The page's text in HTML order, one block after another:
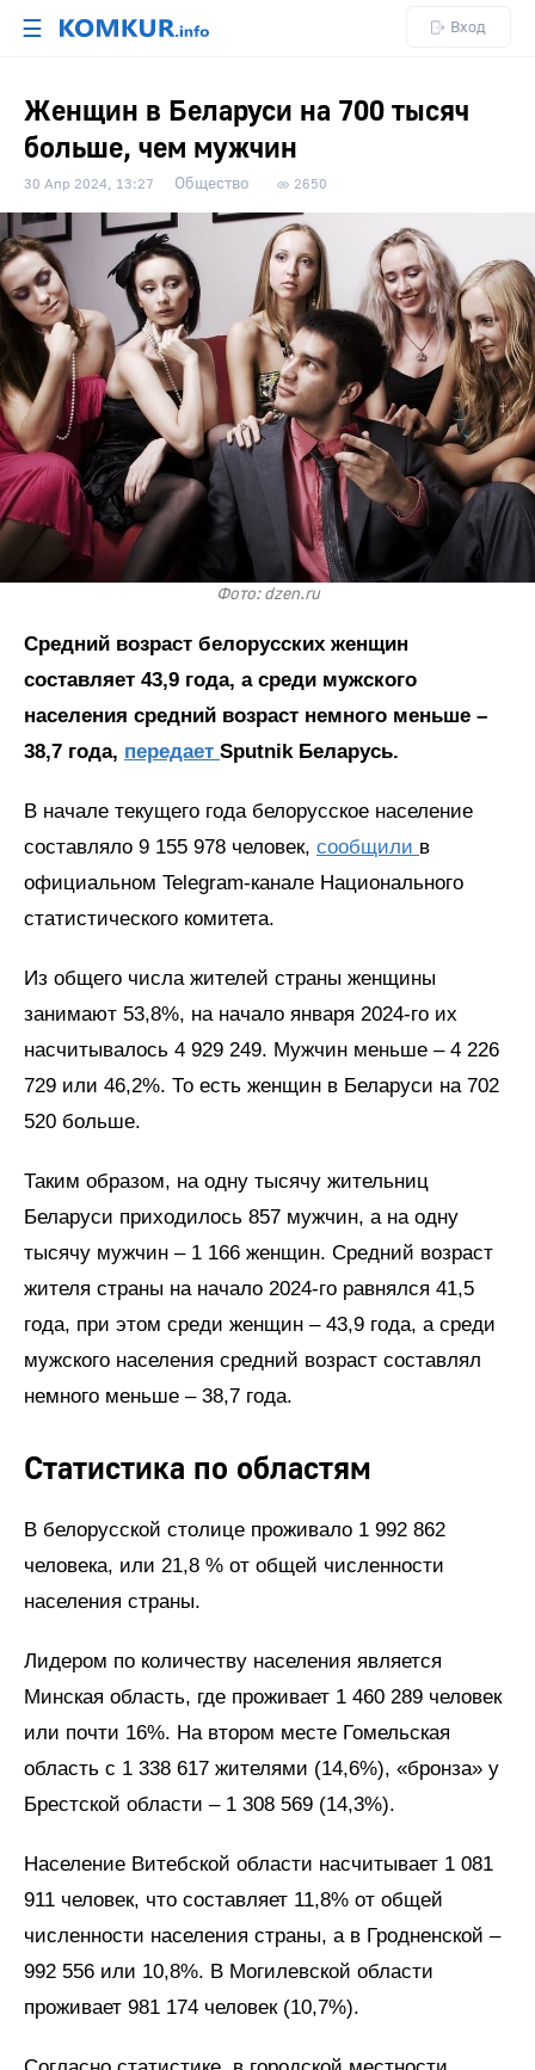
☰ Вход
Женщин в Беларуси на 700 тысяч
больше, чем мужчин
30 Апр 2024, 13:27 Общество 2650
Фото: dzen.ru
Средний возраст белорусских женщин
составляет 43,9 года, а среди мужского
населения средний возраст немного меньше –
38,7 года, передает Sputnik Беларусь.
В начале текущего года белорусское население
составляло 9 155 978 человек, сообщили в
официальном Telegram-канале Национального
статистического комитета.
Из общего числа жителей страны женщины
занимают 53,8%, на начало января 2024-го их
насчитывалось 4 929 249. Мужчин меньше – 4 226
729 или 46,2%. То есть женщин в Беларуси на 702
520 больше.
Таким образом, на одну тысячу жительниц
Беларуси приходилось 857 мужчин, а на одну
тысячу мужчин – 1 166 женщин. Средний возраст
жителя страны на начало 2024-го равнялся 41,5
года, при этом среди женщин – 43,9 года, а среди
мужского населения средний возраст составлял
немного меньше – 38,7 года.
Статистика по областям
В белорусской столице проживало 1 992 862
человека, или 21,8 % от общей численности
населения страны.
Лидером по количеству населения является
Минская область, где проживает 1 460 289 человек
или почти 16%. На втором месте Гомельская
область с 1 338 617 жителями (14,6%), «бронза» у
Брестской области – 1 308 569 (14,3%).
Население Витебской области насчитывает 1 081
911 человек, что составляет 11,8% от общей
численности населения страны, а в Гродненской –
992 556 или 10,8%. В Могилевской области
проживает 981 174 человек (10,7%).